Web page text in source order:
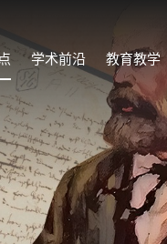
学术前沿 教育教学